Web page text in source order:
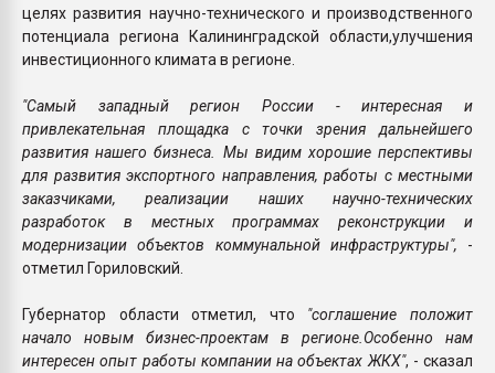
целях развития научно-технического и производственного
потенциала региона Калининградской области,улучшения
инвестиционного климата в регионе.
"Самый западный регион России - интересная и
привлекательная площадка с точки зрения дальнейшего
развития нашего бизнеса. Мы видим хорошие перспективы
для развития экспортного направления, работы с местными
заказчиками, реализации наших научно-технических
разработок в местных программах реконструкции и
модернизации объектов коммунальной инфраструктуры", -
отметил Гориловский.
Губернатор области отметил, что "соглашение положит
начало новым бизнес-проектам в регионе.Особенно нам
интересен опыт работы компании на объектах ЖКХ", - сказал